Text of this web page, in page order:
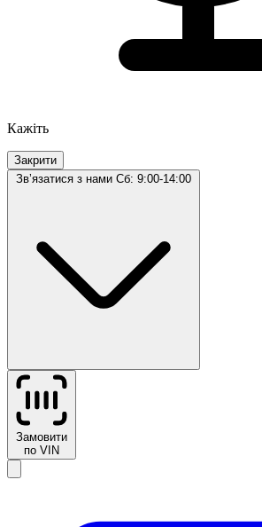
Кажіть
Закрити
Звʼязатися з нами Сб: 9:00-14:00
Замовити
по VIN